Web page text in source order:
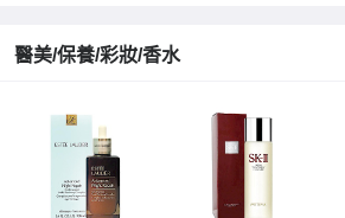
醫美/保養/彩妝/香水